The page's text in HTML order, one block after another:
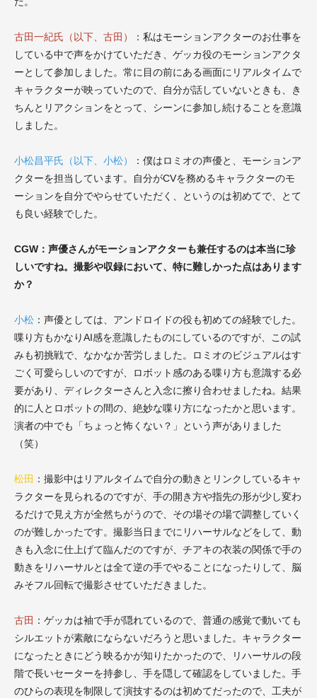
古田一紀氏（以下、古田）
：私はモーションアクターのお仕事を
している中で声をかけていただき、ゲッカ役のモーションアクタ
ーとして参加しました。常に目の前にある画面にリアルタイムで
キャラクターが映っていたので、自分が話していないときも、き
ちんとリアクションをとって、シーンに参加し続けることを意識
しました。
小松昌平氏（以下、小松）
：僕はロミオの声優と、モーションア
クターを担当しています。自分がCVを務めるキャラクターのモ
ーションを自分でやらせていただく、というのは初めてで、とて
も良い経験でした。
CGW：声優さんがモーションアクターも兼任するのは本当に珍
しいですね。撮影や収録において、特に難しかった点はあります
か？
小松 ：声優としては、アンドロイドの役も初めての経験でした。
喋り方もかなりAI感を意識したものにしているのですが、この試
みも初挑戦で、なかなか苦労しました。ロミオのビジュアルはす
ごく可愛らしいのですが、ロボット感のある喋り方も意識する必
要があり、ディレクターさんと入念に擦り合わせましたね。結果
的に人とロボットの間の、絶妙な喋り方になったかと思います。
演者の中でも「ちょっと怖くない？」という声がありました
（笑）
松田 ：撮影中はリアルタイムで自分の動きとリンクしているキャ
ラクターを見られるのですが、手の開き方や指先の形が少し変わ
るだけで見え方が全然ちがうので、その場その場で調整していく
のが難しかったです。撮影当日までにリハーサルなどをして、動
きも入念に仕上げて臨んだのですが、チアキの衣装の関係で手の
動きをリハーサルとは全て逆の手でやることになったりして、脳
みそフル回転で撮影させていただきました。
古田 ：ゲッカは袖で手が隠れているので、普通の感覚で動いても
シルエットが素敵にならないだろうと思いました。キャラクター
になったときにどう映るかが知りたかったので、リハーサルの段
階で長いセーターを持参し、手を隠して確認をしていました。手
のひらの表現を制限して演技するのは初めてだったので、工夫が